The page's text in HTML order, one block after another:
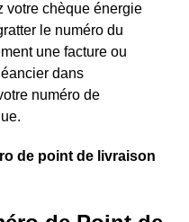
votre chèque énergie
le numéro du
une facture ou
dans
numéro de
de point de livraison